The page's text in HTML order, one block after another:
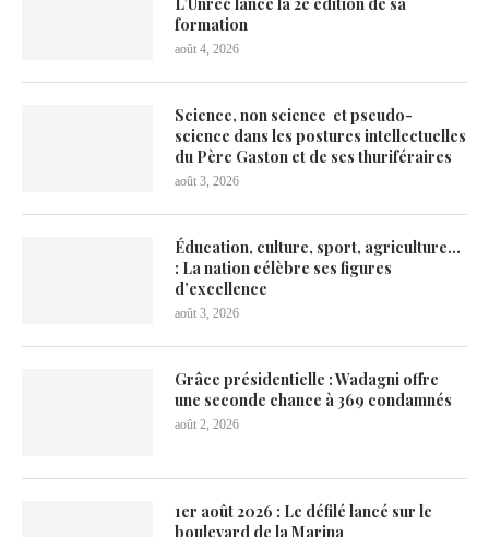
formation
août 4, 2026
Science, non science et pseudo-
science dans les postures intellectuelles
du Père Gaston et de ses thuriféraires
août 3, 2026
Éducation, culture, sport, agriculture…
: La nation célèbre ses figures
d’excellence
août 3, 2026
Grâce présidentielle : Wadagni offre
une seconde chance à 369 condamnés
août 2, 2026
1er août 2026 : Le défilé lancé sur le
boulevard de la Marina